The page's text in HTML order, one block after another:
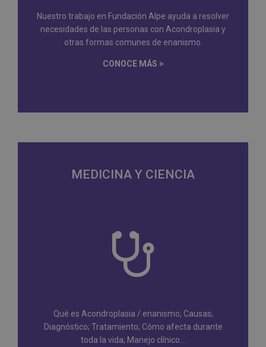
Nuestro trabajo en Fundación Alpe ayuda a resolver
necesidades de las personas con Acondroplasia y
otras formas comunes de enanismo.
CONOCE MÁS >
MEDICINA Y CIENCIA
Qué es Acondroplasia / enanismo; Causas;
Diagnóstico; Tratamiento; Cómo afecta durante
toda la vida; Manejo clínico...